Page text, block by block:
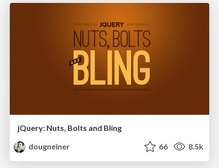
jQuery: Nuts, Bolts and Bling
dougneiner
66 8.5k